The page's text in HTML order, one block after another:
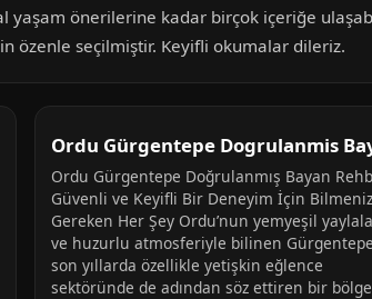
yaşam önerilerine kadar birçok içeriğe
özenle seçilmiştir. Keyifli okumalar dileriz.
Ordu Gürgentepe Dogrulanmis
Ordu Gürgentepe Doğrulanmış Bayan
Güvenli ve Keyifli Bir Deneyim İçin Bilmeniz
Gereken Her Şey Ordu’nun yemyeşil
ve huzurlu atmosferiyle bilinen
son yıllarda özellikle yetişkin eğlence
sektöründe de adından söz ettiren bir